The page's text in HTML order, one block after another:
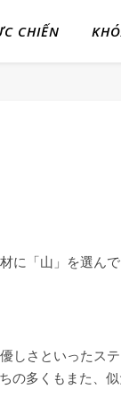
CHIẾN
に「山」を選ん
優しさといったス
の多くもまた、